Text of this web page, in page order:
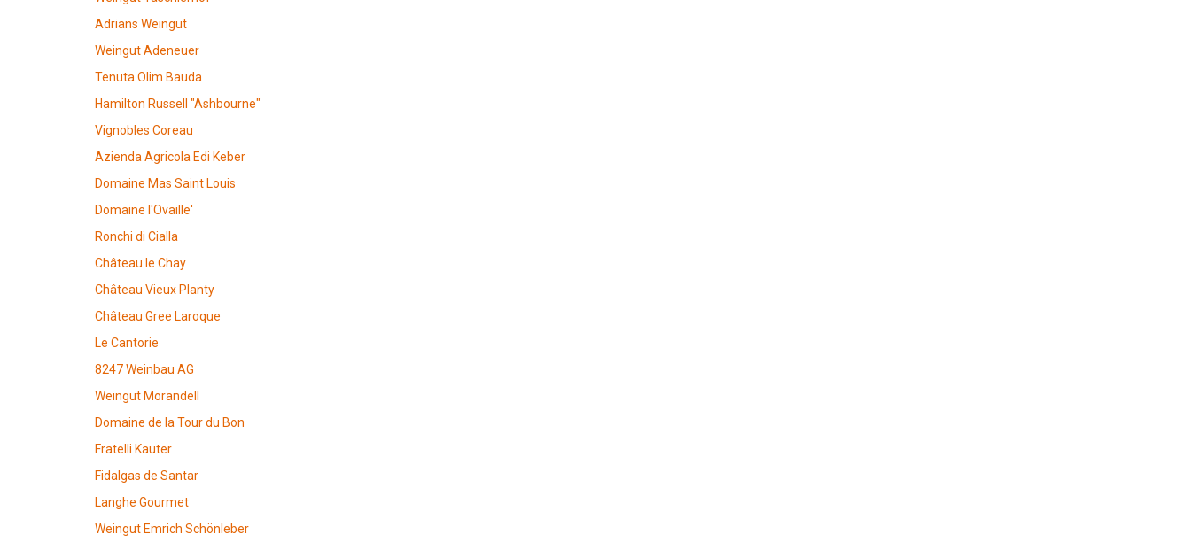
Adrians Weingut
Weingut Adeneuer
Tenuta Olim Bauda
Hamilton Russell "Ashbourne"
Vignobles Coreau
Azienda Agricola Edi Keber
Domaine Mas Saint Louis
Domaine l'Ovaille'
Ronchi di Cialla
Château le Chay
Château Vieux Planty
Château Gree Laroque
Le Cantorie
8247 Weinbau AG
Weingut Morandell
Domaine de la Tour du Bon
Fratelli Kauter
Fidalgas de Santar
Langhe Gourmet
Weingut Emrich Schönleber